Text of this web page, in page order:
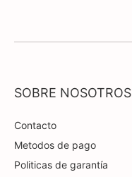
SOBRE NOSOTROS
Contacto
Metodos de pago
Politicas de garantía